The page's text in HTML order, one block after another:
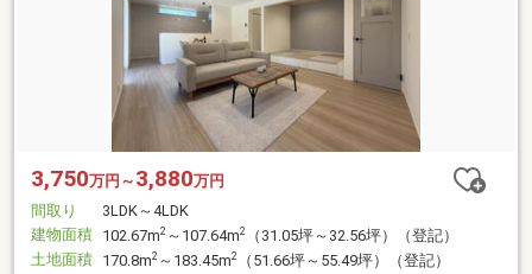
3,750万円～ 3,880万円
間取り
3LDK～4LDK
建物面積 102.67m2 ～107.64m2
（31.05坪～32.56坪）（登記）
土地面積 170.8m2 ～183.45m2
（51.66坪～55.49坪）（登記）